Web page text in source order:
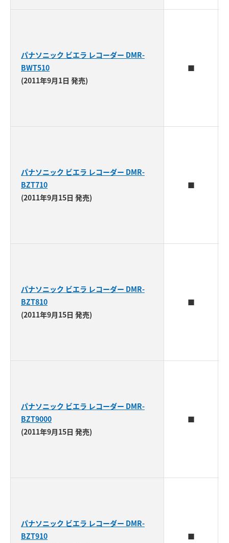
パナソニック ビエラ レコーダー DMR-
BWT510
(2011年9月1日 発売)
■
パナソニック ビエラ レコーダー DMR-
BZT710
(2011年9月15日 発売)
■
パナソニック ビエラ レコーダー DMR-
BZT810
(2011年9月15日 発売)
■
パナソニック ビエラ レコーダー DMR-
BZT9000
(2011年9月15日 発売)
■
パナソニック ビエラ レコーダー DMR-
BZT910
■